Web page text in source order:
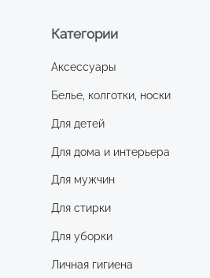
Категории
Аксессуары
Белье, колготки, носки
Для детей
Для дома и интерьера
Для мужчин
Для стирки
Для уборки
Личная гигиена